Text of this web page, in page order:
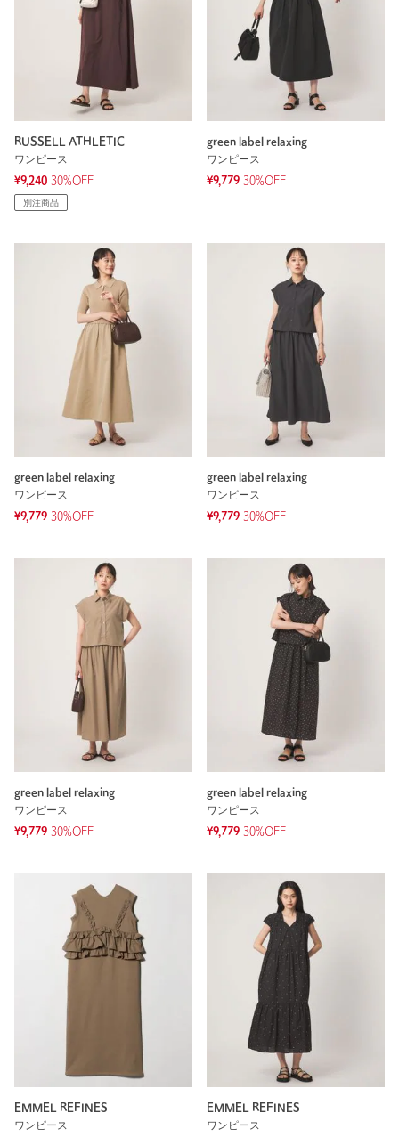
RUSSELL ATHLETIC
ワンピース
¥9,240 30%OFF
別注商品
green label relaxing
ワンピース
¥9,779 30%OFF
green label relaxing
ワンピース
¥9,779 30%OFF
green label relaxing
ワンピース
¥9,779 30%OFF
green label relaxing
ワンピース
¥9,779 30%OFF
green label relaxing
ワンピース
¥9,779 30%OFF
EMMEL REFINES
ワンピース
EMMEL REFINES
ワンピース